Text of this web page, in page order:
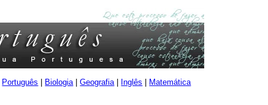
Português Biologia|Geografia| Inglês Matemática